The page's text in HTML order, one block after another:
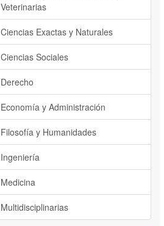
Veterinarias
Ciencias Exactas y Naturales
Ciencias Sociales
Derecho
Economía y Administración
Filosofía y Humanidades
Ingeniería
Medicina
Multidisciplinarias